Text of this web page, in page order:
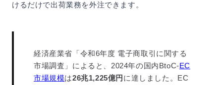
けるだけで出荷業務を外注できます。
経済産業省「令和6年度 電子商取引に関する
市場調査」によると、2024年の国内BtoC-EC
市場規模は26兆1,225億円 に達しました。EC